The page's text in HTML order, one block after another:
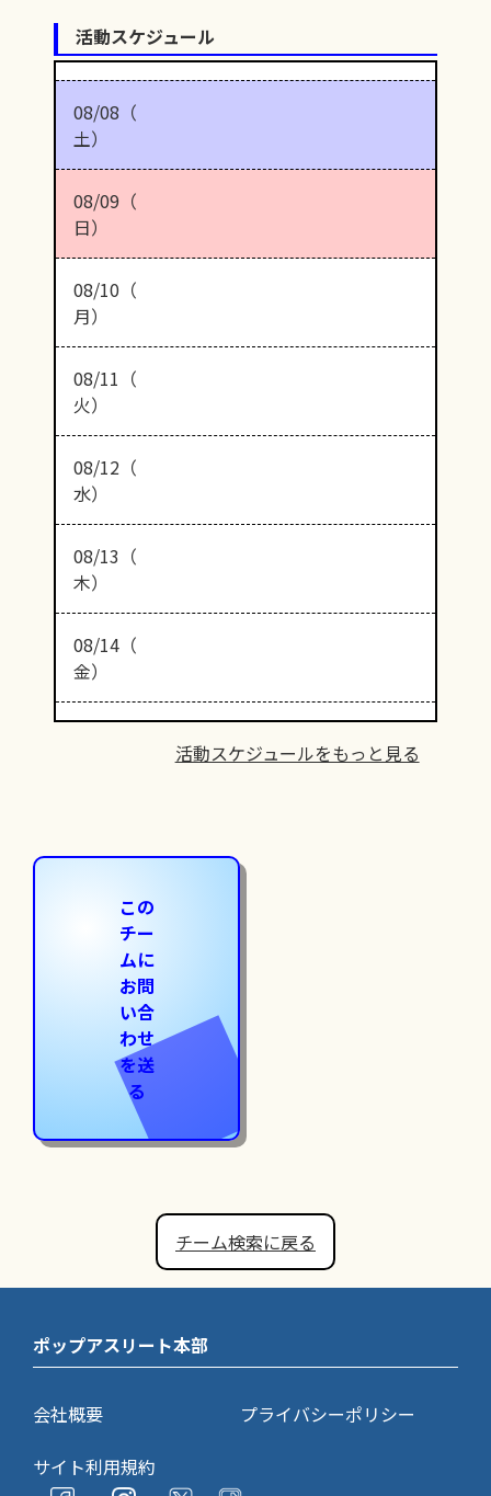
活動スケジュール
08/08（
土）
08/09（
日）
08/10（
月）
08/11（
火）
08/12（
水）
08/13（
木）
08/14（
金）
活動スケジュールをもっと見る
この
チー
ムに
お問
い合
わせ
を送
る
チーム検索に戻る
ポップアスリート本部
会社概要
プライバシーポリシー
サイト利用規約